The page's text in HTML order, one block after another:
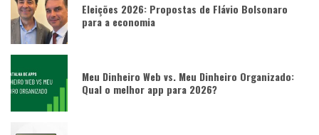
Eleições 2026: Propostas de Flávio Bolsonaro
para a economia
Meu Dinheiro Web vs. Meu Dinheiro Organizado:
Qual o melhor app para 2026?